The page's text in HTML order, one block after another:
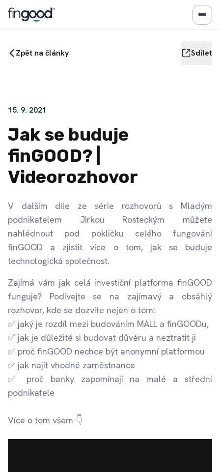
Zpět na články Sdílet
15. 9. 2021
Jak se buduje
finGOOD? |
Videorozhovor
V dalším díle ze série rozhovorů s Mladým
podnikatelem Jirkou Rosteckým můžete
nahlédnout pod pokličku celého fungování
finGOOD a zjistit více o tom, jak se buduje
technologická společnost.
Zajímá vám jak celá investiční platforma finGOOD
funguje? Podívejte se na zajímavý a obsáhlý
rozhovor, kde se dozvíte nejen o tom:
✅ jaký je rozdíl mezi budováním MALL a finGOODu,
✅ jak je důležité si budovat důvěru a neztratit ji
✅ proč finGOOD nechce být anonymní platformou
✅ jak najít vhodné zaměstnance
✅ proč banky zapomínají na malé a střední
podnikatele
Více o tom všem 👇